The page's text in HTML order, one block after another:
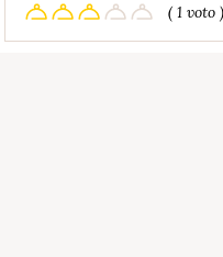
( 1 voto )